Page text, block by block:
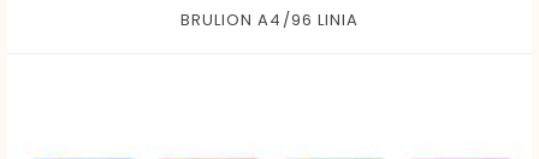
BRULION A4/96 LINIA